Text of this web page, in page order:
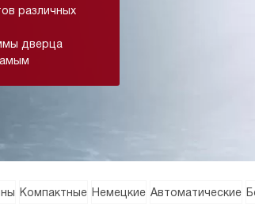
различных
дверца
Компактные Немецкие Автоматические